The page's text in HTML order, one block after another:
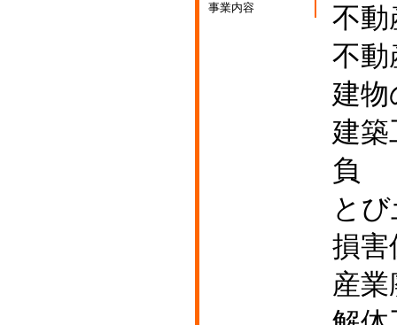
事業内容
不動
不動
建
建築
負
と
損害
産